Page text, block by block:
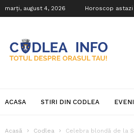
marți, august 4, 2026 Horoscop astazi
Info
ACASA STIRI DIN CODLEA
Acasă Codlea Celebra blondă de la